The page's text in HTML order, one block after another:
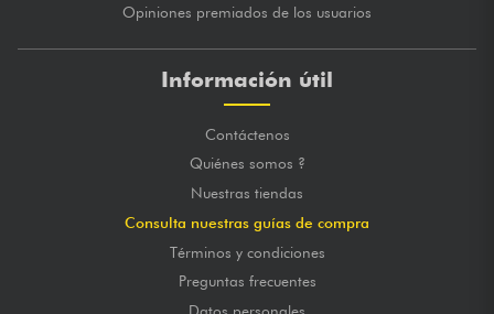
Opiniones premiados de los usuarios
Información útil
Contáctenos
Quiénes somos ?
Nuestras tiendas
Consulta nuestras guías de compra
Términos y condiciones
Preguntas frecuentes